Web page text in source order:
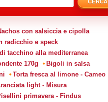
CERCA
con salsiccia e cipolla
radicchio e speck
tacchino alla mediterranea
170g
Bigoli in salsa
Torta fresca al limone - Cameo
light - Misura
primavera - Findus